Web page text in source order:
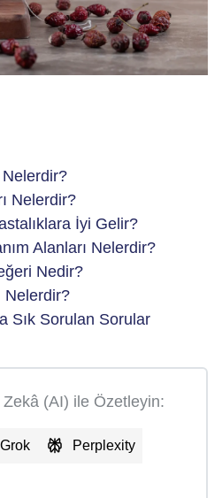
Nelerdir?
İyi Gelir?
Alanları Nelerdir?
Nedir?
Nelerdir?
Sık Sorulan Sorular
(AI) ile Özetleyin:
Grok Perplexity